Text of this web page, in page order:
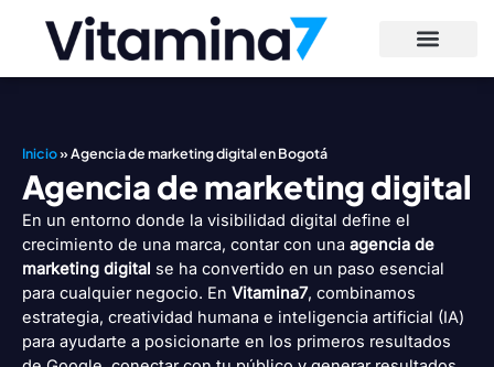
contenido
Inicio»Agencia de marketing digital en Bogotá
Agencia de marketing digital
En un entorno donde la visibilidad digital define el
crecimiento de una marca, contar con una agencia de
marketing digital se ha convertido en un paso esencial
para cualquier negocio. En Vitamina7, combinamos
estrategia, creatividad humana e inteligencia artificial (IA)
para ayudarte a posicionarte en los primeros resultados